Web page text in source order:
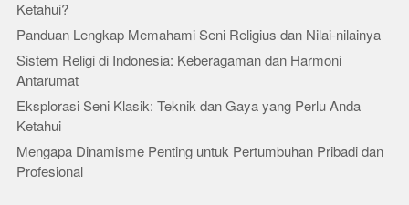
Ketahui?
Panduan Lengkap Memahami Seni Religius dan Nilai-nilainya
Sistem Religi di Indonesia: Keberagaman dan Harmoni
Antarumat
Eksplorasi Seni Klasik: Teknik dan Gaya yang Perlu Anda
Ketahui
Mengapa Dinamisme Penting untuk Pertumbuhan Pribadi dan
Profesional